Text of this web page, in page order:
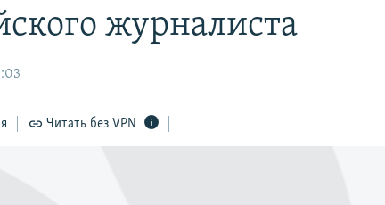
журналиста
Читать без VPN